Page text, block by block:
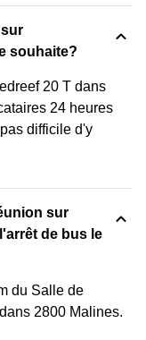
souhaite?
20 T dans
24 heures
difficile d'y
sur
de bus le
du Salle de
2800 Malines.